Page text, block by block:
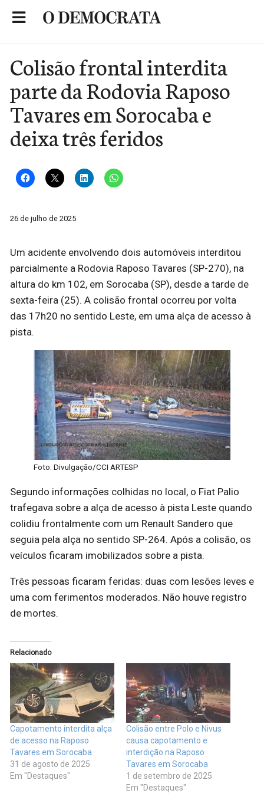
Colisão frontal interdita
parte da Rodovia Raposo
Tavares em Sorocaba e
deixa três feridos
26 de julho de 2025
Um acidente envolvendo dois automóveis interditou
parcialmente a Rodovia Raposo Tavares (SP-270), na
altura do km 102, em Sorocaba (SP), desde a tarde de
sexta-feira (25). A colisão frontal ocorreu por volta
das 17h20 no sentido Leste, em uma alça de acesso à
pista.
Foto: Divulgação/CCI ARTESP
Segundo informações colhidas no local, o Fiat Palio
trafegava sobre a alça de acesso à pista Leste quando
colidiu frontalmente com um Renault Sandero que
seguia pela alça no sentido SP-264. Após a colisão, os
veículos ficaram imobilizados sobre a pista.
Três pessoas ficaram feridas: duas com lesões leves e
uma com ferimentos moderados. Não houve registro
de mortes.
Relacionado
Capotamento interdita alça
de acesso na Raposo
Tavares em Sorocaba
31 de agosto de 2025
Em "Destaques"
Colisão entre Polo e Nivus
causa capotamento e
interdição na Raposo
Tavares em Sorocaba
1 de setembro de 2025
Em "Destaques"